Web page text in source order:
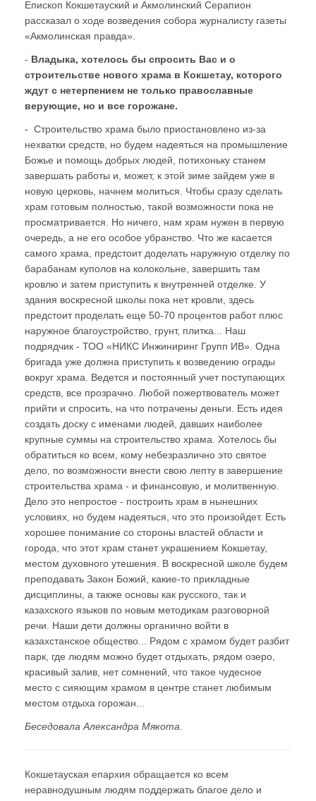
Епископ Кокшетауский и Акмолинский Серапион
рассказал о ходе возведения собора журналисту газеты
«Акмолинская правда».
- Владыка, хотелось бы спросить Вас и о
строительстве нового храма в Кокшетау, которого
ждут с нетерпением не только православные
верующие, но и все горожане.
- Строительство храма было приостановлено из-за
нехватки средств, но будем надеяться на промышление
Божье и помощь добрых людей, потихоньку станем
завершать работы и, может, к этой зиме зайдем уже в
новую церковь, начнем молиться. Чтобы сразу сделать
храм готовым полностью, такой возможности пока не
просматривается. Но ничего, нам храм нужен в первую
очередь, а не его особое убранство. Что же касается
самого храма, предстоит доделать наружную отделку по
барабанам куполов на колокольне, завершить там
кровлю и затем приступить к внутренней отделке. У
здания воскресной школы пока нет кровли, здесь
предстоит проделать еще 50-70 процентов работ плюс
наружное благоустройство, грунт, плитка... Наш
подрядчик - ТОО «НИКС Инжиниринг Групп ИВ». Одна
бригада уже должна приступить к возведению ограды
вокруг храма. Ведется и постоянный учет поступающих
средств, все прозрачно. Любой пожертвователь может
прийти и спросить, на что потрачены деньги. Есть идея
создать доску с именами людей, давших наиболее
крупные суммы на строительство храма. Хотелось бы
обратиться ко всем, кому небезразлично это святое
дело, по возможности внести свою лепту в завершение
строительства храма - и финансовую, и молитвенную.
Дело это непростое - построить храм в нынешних
условиях, но будем надеяться, что это произойдет. Есть
хорошее понимание со стороны властей области и
города, что этот храм станет украшением Кокшетау,
местом духовного утешения. В воскресной школе будем
преподавать Закон Божий, какие-то прикладные
дисциплины, а также основы как русского, так и
казахского языков по новым методикам разговорной
речи. Наши дети должны органично войти в
казахстанское общество... Рядом с храмом будет разбит
парк, где людям можно будет отдыхать, рядом озеро,
красивый залив, нет сомнений, что такое чудесное
место с сияющим храмом в центре станет любимым
местом отдыха горожан...
Беседовала Александра Мякота.
Кокшетауская епархия обращается ко всем
неравнодушным людям поддержать благое дело и